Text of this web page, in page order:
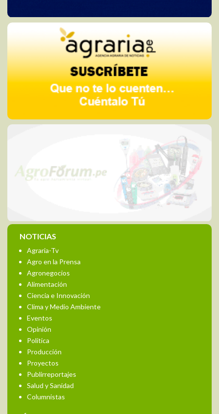
NOTICIAS
Agraria-Tv
Agro en la Prensa
Agronegocios
Alimentación
Ciencia e Innovación
Clima y Medio Ambiente
Eventos
Opinión
Política
Producción
Proyectos
Publirreportajes
Salud y Sanidad
Columnistas